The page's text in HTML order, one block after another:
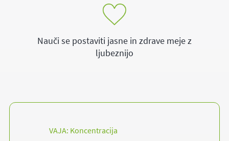
Nauči se postaviti jasne in zdrave meje z
ljubeznijo
VAJA: Koncentracija